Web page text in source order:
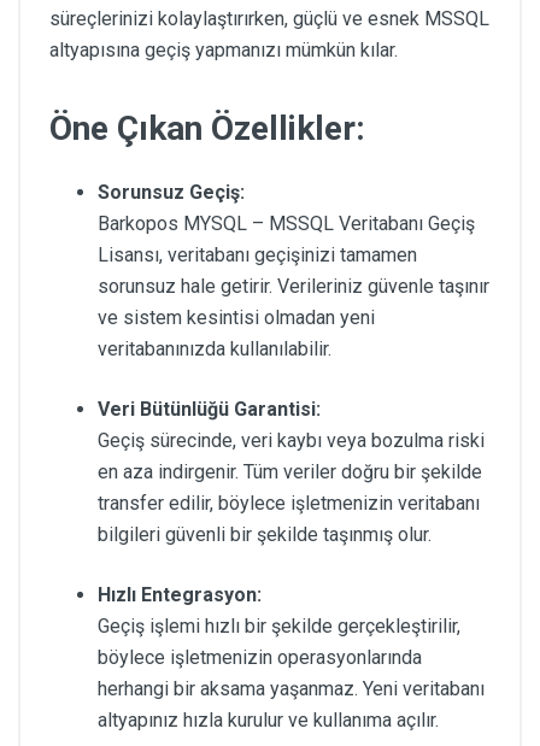
süreçlerinizi kolaylaştırırken, güçlü ve esnek MSSQL
altyapısına geçiş yapmanızı mümkün kılar.
Öne Çıkan Özellikler:
Sorunsuz Geçiş:
Barkopos MYSQL – MSSQL Veritabanı Geçiş
Lisansı, veritabanı geçişinizi tamamen
sorunsuz hale getirir. Verileriniz güvenle taşınır
ve sistem kesintisi olmadan yeni
veritabanınızda kullanılabilir.
Veri Bütünlüğü Garantisi:
Geçiş sürecinde, veri kaybı veya bozulma riski
en aza indirgenir. Tüm veriler doğru bir şekilde
transfer edilir, böylece işletmenizin veritabanı
bilgileri güvenli bir şekilde taşınmış olur.
Hızlı Entegrasyon:
Geçiş işlemi hızlı bir şekilde gerçekleştirilir,
böylece işletmenizin operasyonlarında
herhangi bir aksama yaşanmaz. Yeni veritabanı
altyapınız hızla kurulur ve kullanıma açılır.